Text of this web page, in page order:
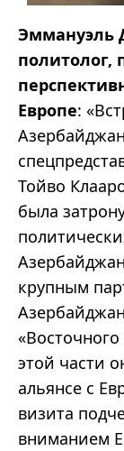
Эммануэль
политолог,
Европе:
Тойво
была
крупным
«Восточного
этой части
альянсе с
визита
вниманием